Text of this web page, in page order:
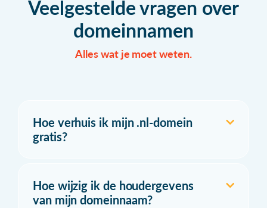
Veelgestelde vragen over
domeinnamen
Alles wat je moet weten.
Hoe verhuis ik mijn .nl-domein
gratis?
Hoe wijzig ik de houdergevens
van mijn domeinnaam?